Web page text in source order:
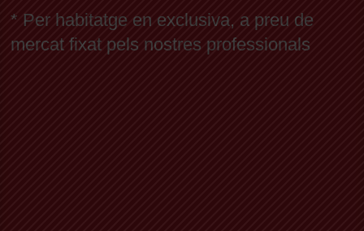
* Per habitatge en exclusiva, a preu de
mercat fixat pels nostres professionals